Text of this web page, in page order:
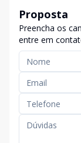
Proposta
Preencha os
entre em